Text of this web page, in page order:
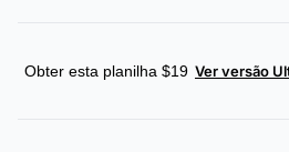
Obter esta planilha $19 Ver versão